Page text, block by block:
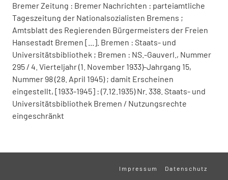
Bremer Zeitung : Bremer Nachrichten : parteiamtliche
Tageszeitung der Nationalsozialisten Bremens ;
Amtsblatt des Regierenden Bürgermeisters der Freien
Hansestadt Bremen [...]. Bremen : Staats- und
Universitätsbibliothek ; Bremen : NS.-Gauverl., Nummer
295 / 4. Vierteljahr (1. November 1933)-Jahrgang 15,
Nummer 98 (28. April 1945) ; damit Erscheinen
eingestellt, [1933-1945] : (7.12.1935) Nr. 338. Staats- und
Universitätsbibliothek Bremen / Nutzungsrechte
eingeschränkt
Impressum Datenschutz